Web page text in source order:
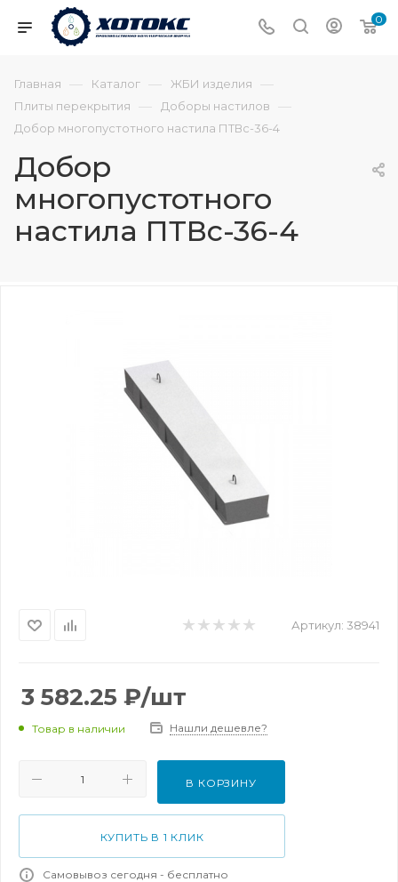
0
Главная — Каталог — ЖБИ изделия —
Плиты перекрытия — Доборы настилов —
Добор многопустотного настила ПТВс-36-4
Добор
многопустотного
настила ПТВс-36-4
Артикул: 38941
3 582.25 ₽/шт
Товар в наличии Нашли дешевле?
В КОРЗИНУ
КУПИТЬ В 1 КЛИК
Самовывоз сегодня - бесплатно